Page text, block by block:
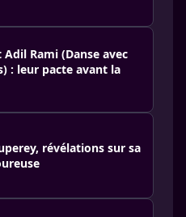
Adil Rami (Danse avec
: leur pacte avant la
révélations sur sa